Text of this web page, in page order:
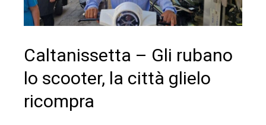
Caltanissetta – Gli rubano
lo scooter, la città glielo
ricompra